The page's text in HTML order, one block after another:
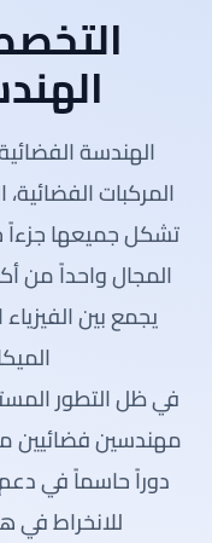
الهندسة
المركبات الفضائية،
تشكل جميعها جزءاً
المجال واحداً من
يجمع بين
في ظل التطور
مهندسين فضائيين
دوراً حاسماً في
للانخراط في